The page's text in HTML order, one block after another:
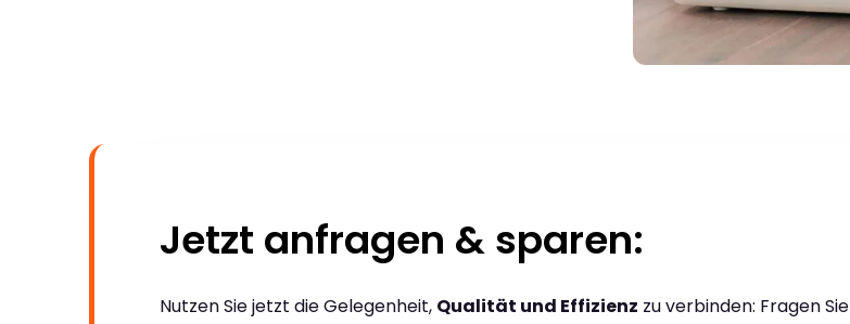
Jetzt anfragen & sparen:
Nutzen Sie jetzt die Gelegenheit, Qualität und Effizienz zu verbinden: Fragen Sie